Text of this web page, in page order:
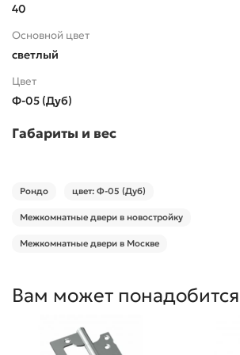
40
Основной цвет
светлый
Цвет
Ф-05 (Дуб)
Габариты и вес
Рондо цвет: Ф-05 (Дуб)
Межкомнатные двери в новостройку
Межкомнатные двери в Москве
Вам может понадобится